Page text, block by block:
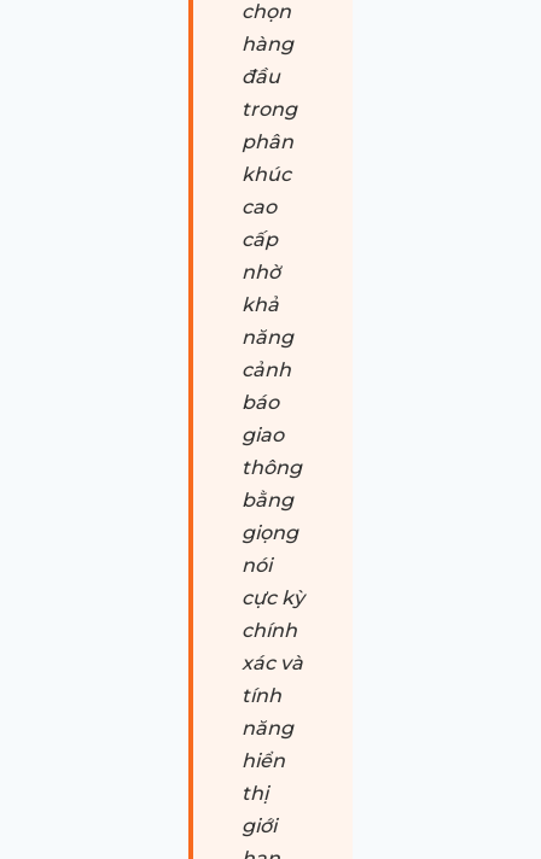
chọn
hàng
đầu
trong
phân
khúc
cao
cấp
nhờ
khả
năng
cảnh
báo
giao
thông
bằng
giọng
nói
cực kỳ
chính
xác và
tính
năng
hiển
thị
giới